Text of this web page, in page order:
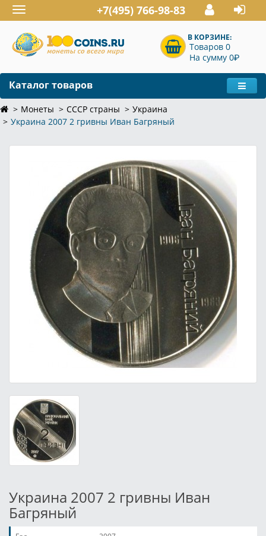
Toggle
navigation
+7(495) 766-98-83
В КОРЗИНЕ:
Товаров 0
На сумму 0P
Каталог товаров
Монеты СССР страны
Украина
Украина 2007 2 гривны Иван Багряный
Украина 2007 2 гривны Иван
Багряный